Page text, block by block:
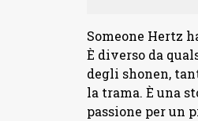
Someone Hertz
È diverso da
degli shonen,
la trama. È una
passione per un